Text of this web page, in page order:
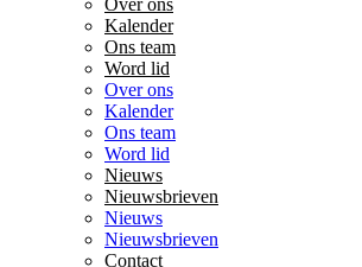
Over ons
Kalender
Ons team
Word lid
Over ons
Kalender
Ons team
Word lid
Nieuws
Nieuwsbrieven
Nieuws
Nieuwsbrieven
Contact